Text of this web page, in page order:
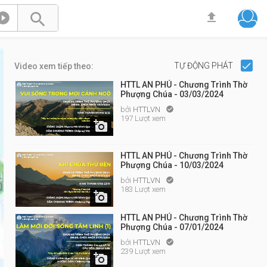
 
Video xem tiếp theo: TỰ ĐỘNG PHÁT

HTTL AN PHÚ - Chương Trình Thờ
Phượng Chúa - 03/03/2024
bởi HTTLVN 
197 Lượt xem

HTTL AN PHÚ - Chương Trình Thờ
Phượng Chúa - 10/03/2024
bởi HTTLVN 
183 Lượt xem

HTTL AN PHÚ - Chương Trình Thờ
Phượng Chúa - 07/01/2024
bởi HTTLVN 
239 Lượt xem